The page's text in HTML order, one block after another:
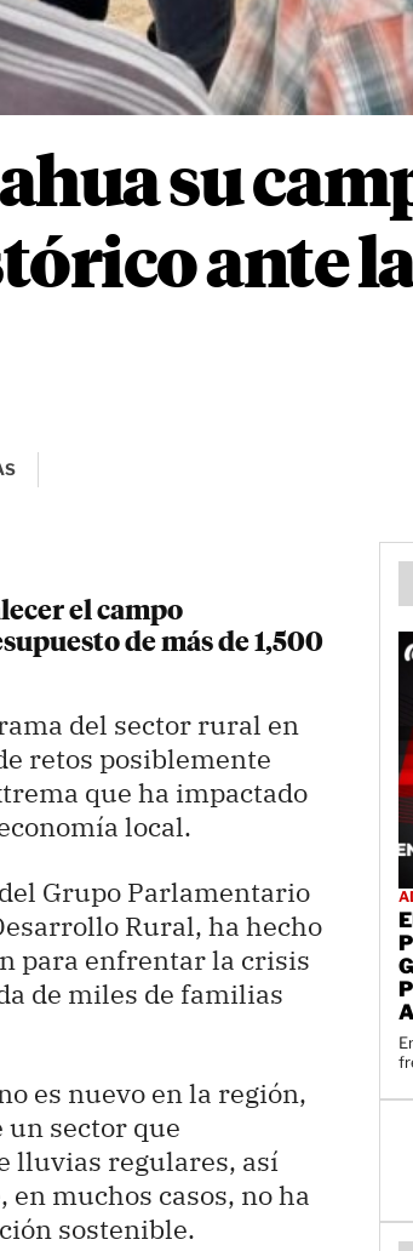
su
ante
el campo
de más de 1,500
del sector rural en
retos posiblemente
que ha impactado
local.
Grupo Parlamentario
Rural, ha hecho
para enfrentar la crisis
de miles de familias
es nuevo en la región,
sector que
lluvias regulares, así
muchos casos, no ha
sostenible.